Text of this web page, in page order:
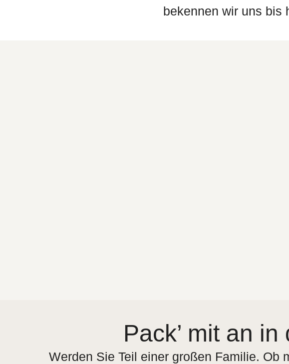
bekennen wir uns bis
Pack’ mit an
Werden Sie Teil einer großen Familie. Ob